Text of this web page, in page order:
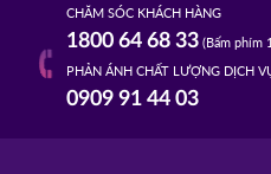
CHĂM SÓC KHÁCH HÀNG
1800 64 68 33(Bấm phím
PHẢN ÁNH CHẤT LƯỢNG DỊCH
0909 91 44 03